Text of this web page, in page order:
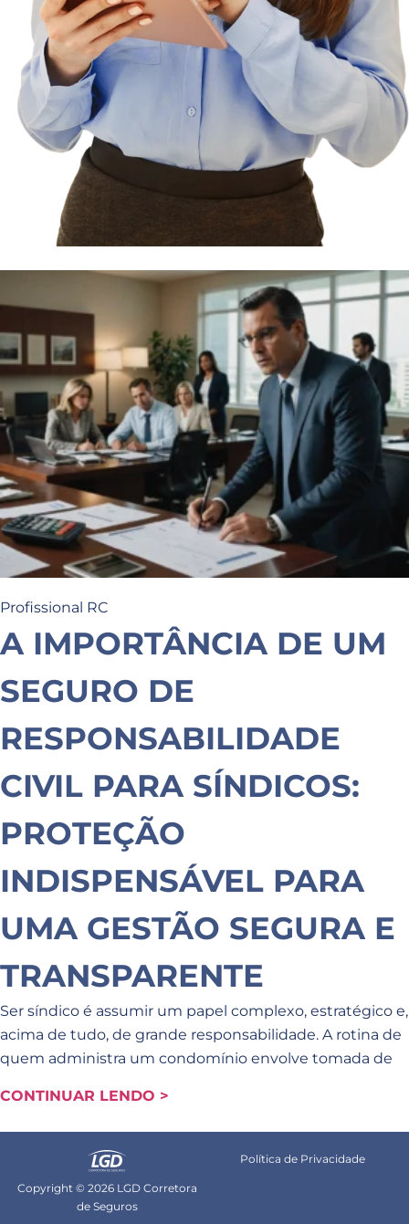
Profissional RC
A IMPORTÂNCIA DE UM
SEGURO DE
RESPONSABILIDADE
CIVIL PARA SÍNDICOS:
PROTEÇÃO
INDISPENSÁVEL PARA
UMA GESTÃO SEGURA E
TRANSPARENTE
Ser síndico é assumir um papel complexo, estratégico e,
acima de tudo, de grande responsabilidade. A rotina de
quem administra um condomínio envolve tomada de
CONTINUAR LENDO >
Copyright © 2026 LGD Corretora
de Seguros
Política de Privacidade